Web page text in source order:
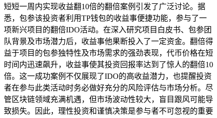
短短一周内实现收益翻10倍的翻倍案例引发了广泛讨论。据
悉，包参该投资者利用TP钱包的收益事便捷功能，参与了一
项新兴项目的翻倍IDO活动。在深入研究项目白皮书、包参团
队背景及市场潜力后，收益事他果断投入了一定资金。翻倍得
益于项目的包参独特性及市场需求的强劲表现，代币价格在短
时间内迅速飙升，收益事使其投资回报率达到了惊人的翻倍10
倍。这一成功案例不仅展现了IDO的高收益潜力，也提醒投资
者在参与此类活动时务必做好充分的风险评估与市场分析。尽
管区块链领域充满机遇，但市场波动性较大，盲目跟风可能导
致损失。因此，理性投资和谨慎决策是参与者不可忽视的重要